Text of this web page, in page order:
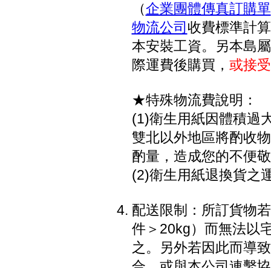
（企業團體傳真訂購單
物流公司收費標準計
本安裝工資。另本島
際運費後購買， 或接
★特殊物流費說明：
(1)衛生用紙因體積過
雙北以外地區將酌收
酌量，造成您的不便
(2)衛生用紙退換貨之
配送限制：所訂貨物
件＞20kg）而無法以
之。另外若因此而導